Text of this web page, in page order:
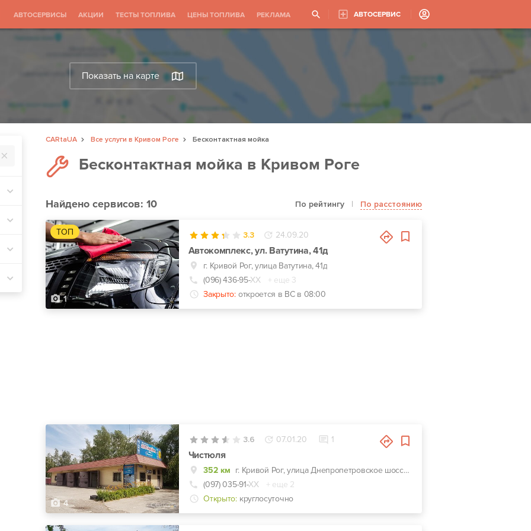
АВТОСЕРВИСЫ АКЦИИ ТЕСТЫ ТОПЛИВА ЦЕНЫ ТОПЛИВА РЕКЛАМА АВТОСЕРВИС
Показать на карте
CARtaUA Все услуги в Кривом Роге
Бесконтактная мойка
Бесконтактная мойка в Кривом Роге
Найденосервисов: 10 По рейтингу | По расстоянию
ТОП
1
3.3 24.09.20
Автокомплекс, ул. Ватутина, 41д
г. Кривой Рог, улица Ватутина, 41д
(096) 436-95-ХХ
+ еще 3
Закрыто: откроется в ВС в 08:00
4
3.6 07.01.20 1
Чистюля
352 км
г. Кривой Рог, улица Днепропетровское шоссе, 21, АЗС "Укрнафта"
(097) 035-91-ХХ
+ еще 2
Открыто: круглосуточно